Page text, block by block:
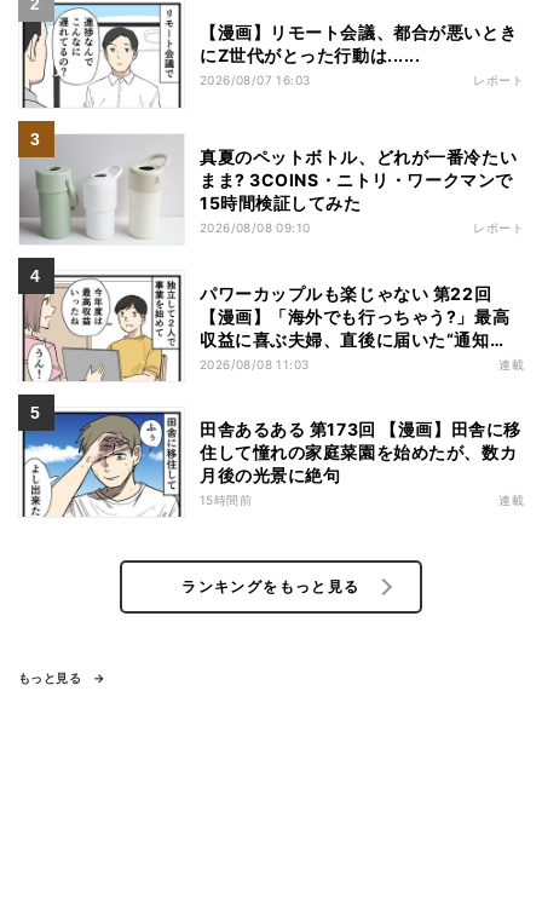
【漫画】リモート会議、都合が悪いとき
にZ世代がとった行動は......
2026/08/07 16:03 レポート
真夏のペットボトル、どれが一番冷たい
まま? 3COINS・ニトリ・ワークマンで
15時間検証してみた
2026/08/08 09:10 レポート
パワーカップルも楽じゃない 第22回
【漫画】「海外でも行っちゃう?」最高
収益に喜ぶ夫婦、直後に届いた“通知
書”で現実に戻された
2026/08/08 11:03 連載
田舎あるある 第173回 【漫画】田舎に移
住して憧れの家庭菜園を始めたが、数カ
月後の光景に絶句
15時間前 連載
ランキングをもっと見る
もっと見る